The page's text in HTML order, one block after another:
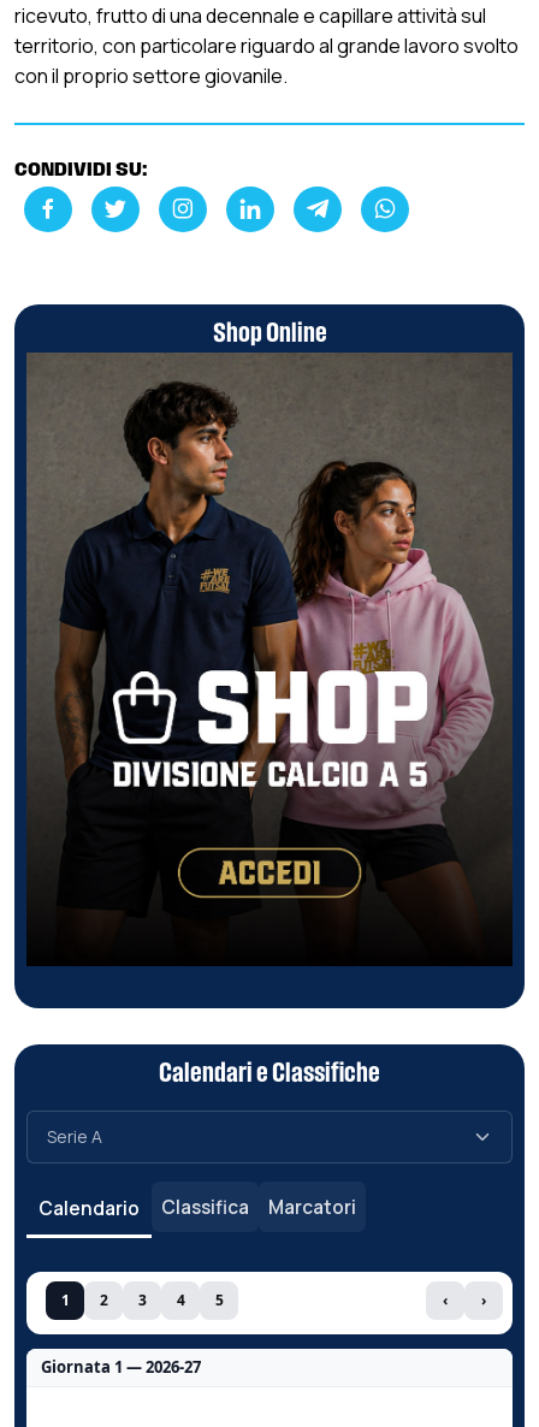
ricevuto, frutto di una decennale e capillare attività sul
territorio, con particolare riguardo al grande lavoro svolto
con il proprio settore giovanile.
CONDIVIDI SU:
Shop Online
Calendari e Classifiche
Calendario Classifica Marcatori
1 2 3 4 5 ‹ ›
Giornata 1 — 2026-27